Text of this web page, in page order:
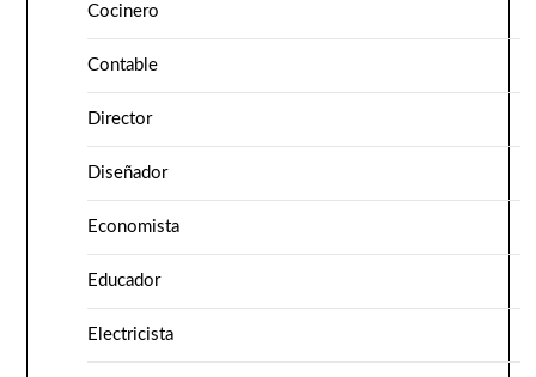
Cocinero
Contable
Director
Diseñador
Economista
Educador
Electricista